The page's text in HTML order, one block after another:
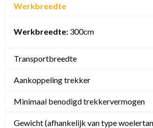
Werkbreedte
Werkbreedte: 300cm
Transportbreedte
Aankoppeling trekker
Minimaal benodigd trekkervermogen
Gewicht (afhankelijk van type